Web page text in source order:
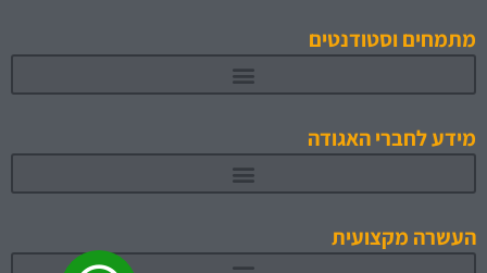
מתמחים וסטודנטים
מידע לחברי האגודה
העשרה מקצועית